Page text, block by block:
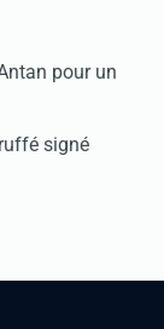
pour un
signé